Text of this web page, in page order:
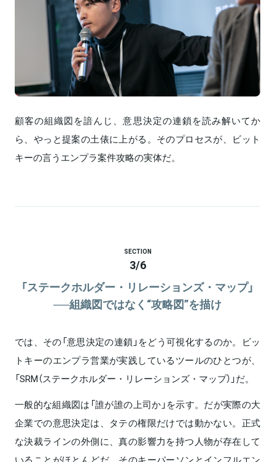
顧客の組織図を諳んじ、意思決定の連鎖を読み解いてか
ら、やっと提案の土俵に上がる。そのプロセスが、ビット
キーの言うエンプラ案件攻略の実体だ。
SECTION
3/6
「ステークホルダー・リレーションズ・マップ」
──組織図ではなく“攻略図”を描け
では、その「意思決定の連鎖」をどう可視化するのか。ビッ
トキーのエンプラ営業が実践しているツールのひとつが、
「SRM（ステークホルダー・リレーションズ・マップ）」だ。
一般的な組織図は「誰が誰の上司か」を示す。だが実際の大
企業での意思決定は、タテの権限だけでは動かない。正式
な決裁ラインの外側に、真の影響力を持つ人物が存在して